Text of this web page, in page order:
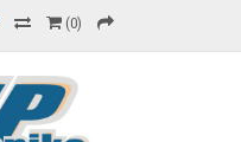
(0)